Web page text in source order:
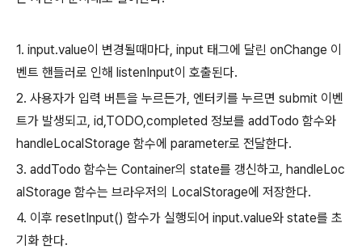
1. input.value이 변경될때마다, input 태그에 달린 onChange 이
벤트 핸들러로 인해 listenInput이 호출된다.
2. 사용자가 입력 버튼을 누르든가, 엔터키를 누르면 submit 이벤
트가 발생되고, id,TODO,completed 정보를 addTodo 함수와
handleLocalStorage 함수에 parameter로 전달한다.
3. addTodo 함수는 Container의 state를 갱신하고, handleLoc
alStorage 함수는 브라우저의 LocalStorage에 저장한다.
4. 이후 resetInput() 함수가 실행되어 input.value와 state를 초
기화 한다.